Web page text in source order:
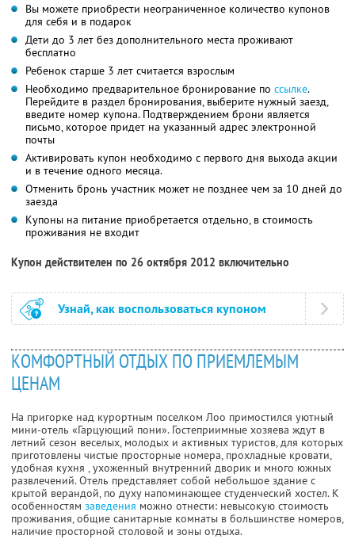
Вы можете приобрести неограниченное количество купонов
для себя и в подарок
Дети до 3 лет без дополнительного места проживают
бесплатно
Ребенок старше 3 лет считается взрослым
Необходимо предварительное бронирование по ссылке.
Перейдите в раздел бронирования, выберите нужный заезд,
введите номер купона. Подтверждением брони является
письмо, которое придет на указанный адрес электронной
почты
Активировать купон необходимо с первого дня выхода акции
и в течение одного месяца.
Отменить бронь участник может не позднее чем за 10 дней до
заезда
Купоны на питание приобретается отдельно, в стоимость
проживания не входит
Купон действителен по 26 октября 2012 включительно
Узнай, как воспользоваться купоном
КОМФОРТНЫЙ ОТДЫХ ПО ПРИЕМЛЕМЫМ
ЦЕНАМ
На пригорке над курортным поселком Лоо примостился уютный
мини-отель «Гарцующий пони». Гостеприимные хозяева ждут в
летний сезон веселых, молодых и активных туристов, для которых
приготовлены чистые просторные номера, прохладные кровати,
удобная кухня , ухоженный внутренний дворик и много южных
развлечений. Отель представляет собой небольшое здание с
крытой верандой, по духу напоминающее студенческий хостел. К
особенностям заведения можно отнести: невысокую стоимость
проживания, общие санитарные комнаты в большинстве номеров,
наличие просторной столовой и зоны отдыха.